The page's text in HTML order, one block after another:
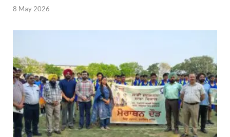
8 May 2026